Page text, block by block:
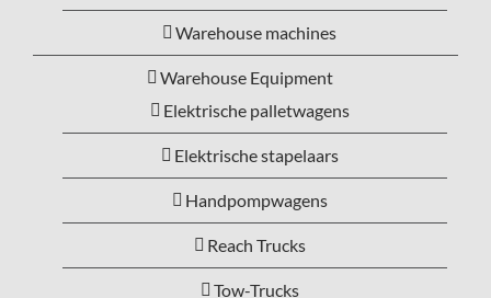
Warehouse machines
Warehouse Equipment
Elektrische palletwagens
Elektrische stapelaars
Handpompwagens
Reach Trucks
Tow-Trucks